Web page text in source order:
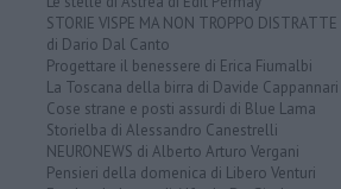
STORIE VISPE MA NON TROPPO DISTRATTE
di Dario Dal Canto
Progettare il benessere di Erica Fiumalbi
La Toscana della birra di Davide Cappannari
Cose strane e posti assurdi di Blue Lama
Storielba di Alessandro Canestrelli
NEURONEWS di Alberto Arturo Vergani
Pensieri della domenica di Libero Venturi